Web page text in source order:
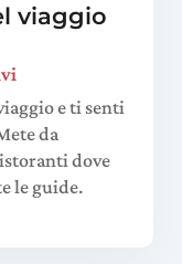
viaggio
e ti senti
da
dove
le guide.